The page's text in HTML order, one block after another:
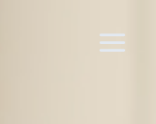
Menu